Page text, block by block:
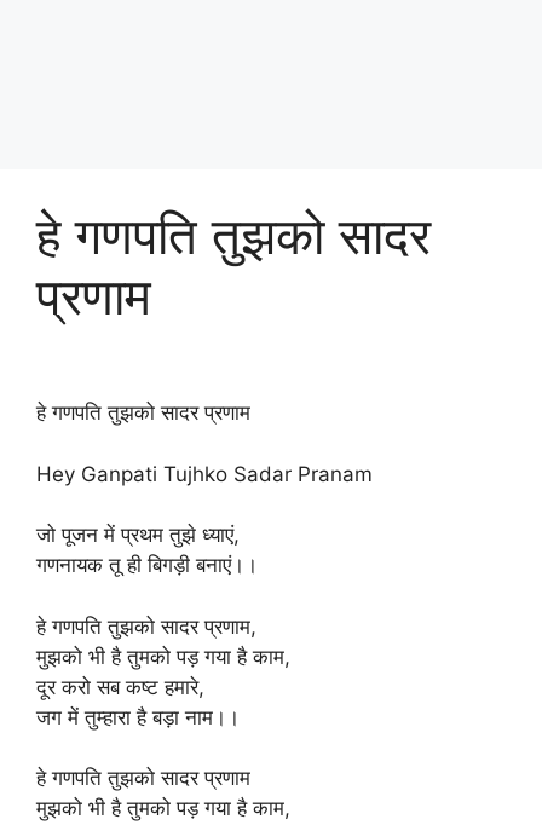
हे गणपति तुझको सादर
प्रणाम
हे गणपति तुझको सादर प्रणाम
Hey Ganpati Tujhko Sadar Pranam
जो पूजन में प्रथम तुझे ध्याएं,
गणनायक तू ही बिगड़ी बनाएं।।
हे गणपति तुझको सादर प्रणाम,
मुझको भी है तुमको पड़ गया है काम,
दूर करो सब कष्ट हमारे,
जग में तुम्हारा है बड़ा नाम।।
हे गणपति तुझको सादर प्रणाम
मुझको भी है तुमको पड़ गया है काम,